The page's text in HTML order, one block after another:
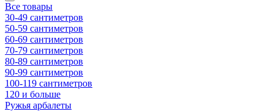
Все товары
30-49 сантиметров
50-59 сантиметров
60-69 сантиметров
70-79 сантиметров
80-89 сантиметров
90-99 сантиметров
100-119 сантиметров
120 и больше
Ружья арбалеты